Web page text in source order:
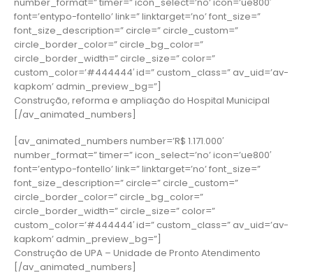
font=’entypo-fontello’ link=” linktarget=’no’ font_size=”
font_size_description=” circle=” circle_custom=”
circle_border_color=” circle_bg_color=”
circle_border_width=” circle_size=” color=”
custom_color=’#444444′ id=” custom_class=” av_uid=’av-
kapkom’ admin_preview_bg=”]
Construção, reforma e ampliação do Hospital Municipal
[/av_animated_numbers]
[av_animated_numbers number=’R$ 1.171.000′
number_format=” timer=” icon_select=’no’ icon=’ue800′
font=’entypo-fontello’ link=” linktarget=’no’ font_size=”
font_size_description=” circle=” circle_custom=”
circle_border_color=” circle_bg_color=”
circle_border_width=” circle_size=” color=”
custom_color=’#444444′ id=” custom_class=” av_uid=’av-
kapkom’ admin_preview_bg=”]
Construção de UPA – Unidade de Pronto Atendimento
[/av_animated_numbers]